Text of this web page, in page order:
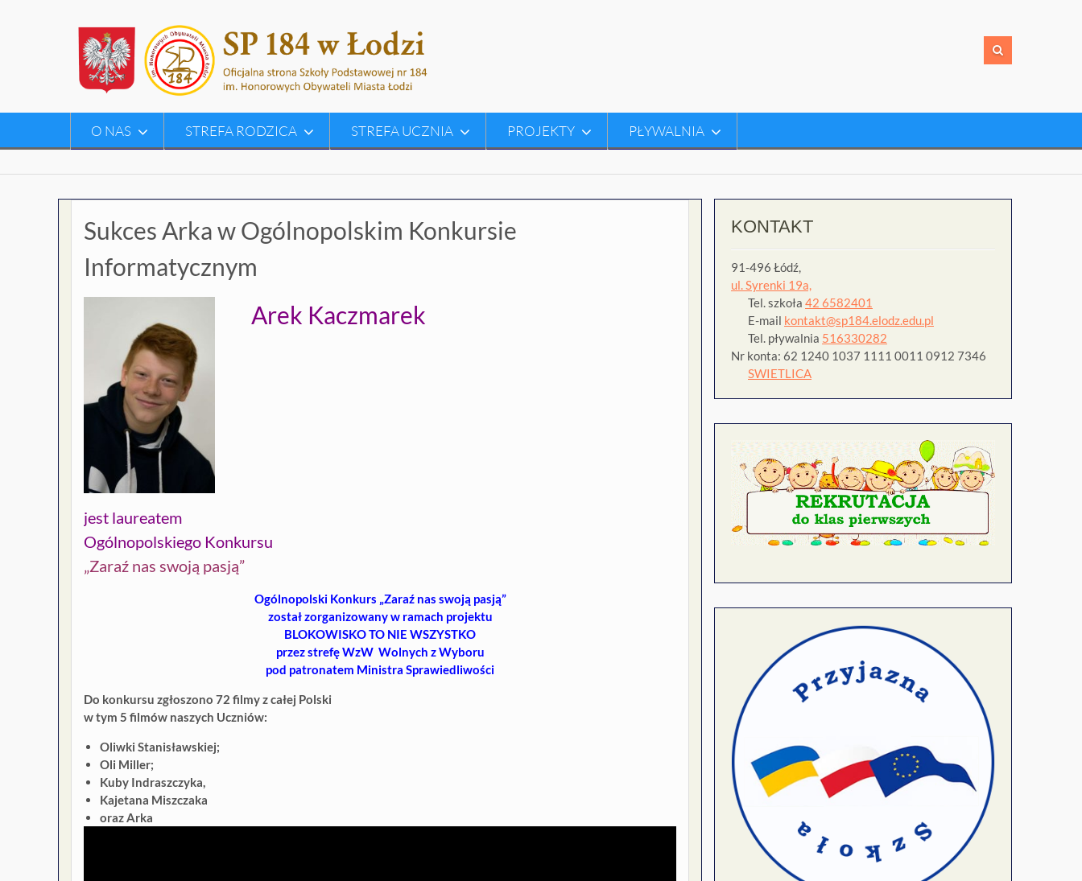
O NAS STREFA RODZICA STREFA UCZNIA PROJEKTY PŁYWALNIA
Sukces Arka w Ogólnopolskim Konkursie
Informatycznym
Arek Kaczmarek
jest laureatem
Ogólnopolskiego Konkursu
„Zaraź nas swoją pasją”
Ogólnopolski Konkurs „Zaraź nas swoją pasją”
został zorganizowany w ramach projektu
BLOKOWISKO TO NIE WSZYSTKO
przez strefę WzW Wolnych z Wyboru
pod patronatem Ministra Sprawiedliwości
Do konkursu zgłoszono 72 filmy z całej Polski
w tym 5 filmów naszych Uczniów:
Oliwki Stanisławskiej;
Oli Miller;
Kuby Indraszczyka,
Kajetana Miszczaka
oraz Arka
KONTAKT
91-496 Łódź,
ul. Syrenki 19a,
Tel. szkoła 42 6582401
E-mail kontakt@sp184.elodz.edu.pl
Tel. pływalnia 516330282
Nr konta: 62 1240 1037 1111 0011 0912 7346
SWIETLICA